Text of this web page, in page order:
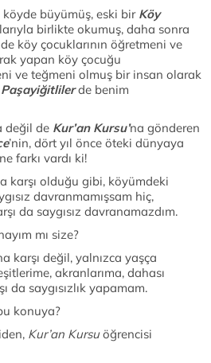
büyümüş, eski bir Köy
birlikte okumuş, daha sonra
köy çocuklarının öğretmeni ve
yapan köy çocuğu
ve teğmeni olmuş bir insan olarak
Paşayiğitlilerde benim
de Kur’an Kursu’na gönderen
’nin, dört yıl önce öteki dünyaya
farkı vardı ki!
olduğu gibi, köyümdeki
davranmamışsam hiç,
da saygısız davranamazdım.
mı size?
değil, yalnızca yaşça
akranlarıma, dahası
da saygısızlık yapamam.
Kur’an Kursuöğrencisi